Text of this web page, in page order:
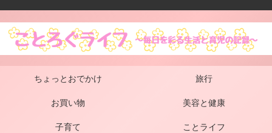
ちょっとおでかけ
旅行
お買い物
美容と健康
子育て
ことライフ